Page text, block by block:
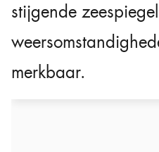
stijgende
merkbaar.